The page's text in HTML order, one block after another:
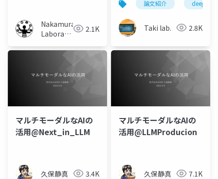
Nakamura
Laboratory
University)
2.1K
Advancing Beyond
Saliency Maps
through
Decomposition and
論文紹介
Taki lab. 2.8K
マルチモーダルなAIの
活用@Next_in_LLM
久保静真 3.4K
マルチモーダルなAIの
活用@LLMProducion
久保静真 7.1K